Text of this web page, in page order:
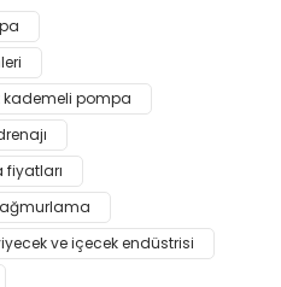
Yaz
ederiz.
görüntülenemiyor.
bulunuyor.
pahalı.
olmalı.
kademeli pompa
ve içecek endüstrisi